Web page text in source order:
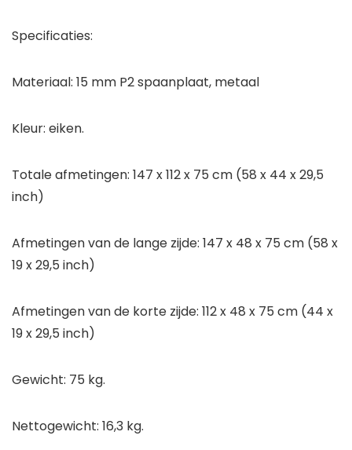
Specificaties:
Materiaal: 15 mm P2 spaanplaat, metaal
Kleur: eiken.
Totale afmetingen: 147 x 112 x 75 cm (58 x 44 x 29,5
inch)
Afmetingen van de lange zijde: 147 x 48 x 75 cm (58 x
19 x 29,5 inch)
Afmetingen van de korte zijde: 112 x 48 x 75 cm (44 x
19 x 29,5 inch)
Gewicht: 75 kg.
Nettogewicht: 16,3 kg.